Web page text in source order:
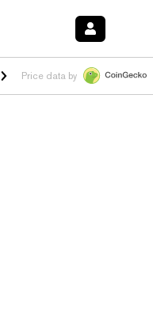
$1.028 1.00%HYPE $54.06 -
Price data by